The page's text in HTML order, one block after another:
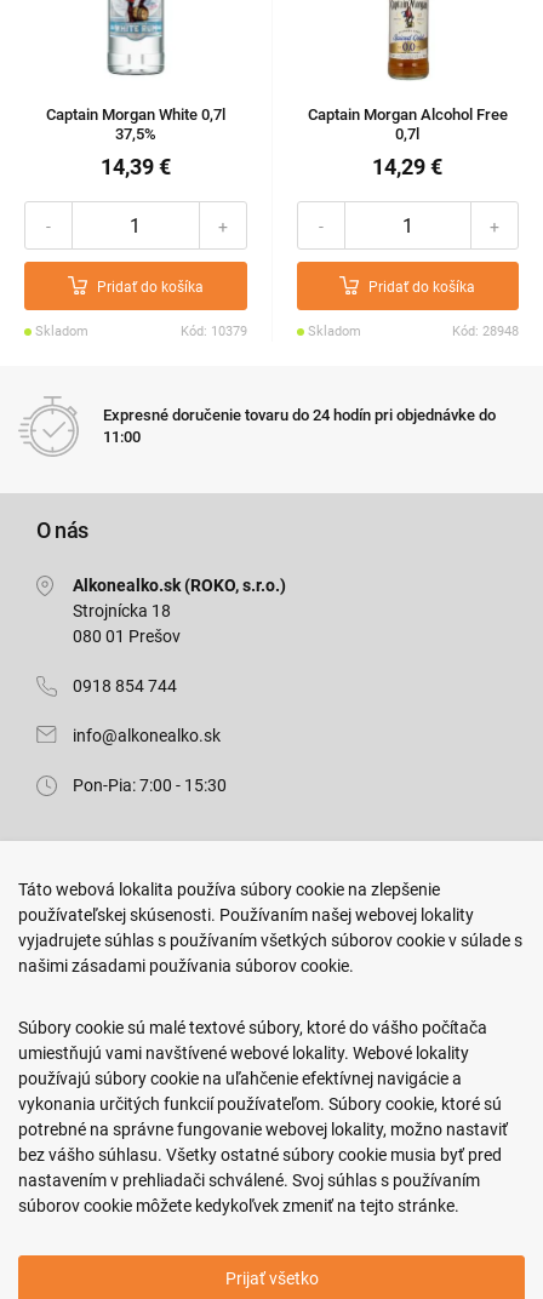
Captain Morgan White 0,7l
37,5%
14,39 €
- +
Pridať do košíka
Skladom Kód: 10379
Captain Morgan Alcohol Free
0,7l
14,29 €
- +
Pridať do košíka
Skladom Kód: 28948
Expresné doručenie tovaru do 24 hodín pri objednávke do
11:00
O nás
Alkonealko.sk (ROKO, s.r.o.)
Strojnícka 18
080 01 Prešov
0918 854 744
info@alkonealko.sk
Pon-Pia: 7:00 - 15:30
Arm. gen. Svobodu 23/A
080 01 Prešov
0917 466 578
sekcovpredajna@doroka.sk
Pon-Ned: 9:00 - 20:00
Podmienky nákupu
Informácie o firme
Táto webová lokalita používa súbory cookie na zlepšenie
používateľskej skúsenosti. Používaním našej webovej lokality
vyjadrujete súhlas s používaním všetkých súborov cookie v súlade s
našimi zásadami používania súborov cookie.
Súbory cookie sú malé textové súbory, ktoré do vášho počítača
umiestňujú vami navštívené webové lokality. Webové lokality
používajú súbory cookie na uľahčenie efektívnej navigácie a
vykonania určitých funkcií používateľom. Súbory cookie, ktoré sú
potrebné na správne fungovanie webovej lokality, možno nastaviť
bez vášho súhlasu. Všetky ostatné súbory cookie musia byť pred
nastavením v prehliadači schválené. Svoj súhlas s používaním
súborov cookie môžete kedykoľvek zmeniť na tejto stránke.
Prijať všetko